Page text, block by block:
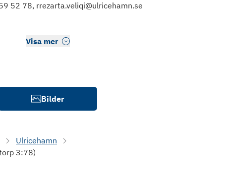
52 78, rrezarta.veliqi@ulricehamn.se
Visa mer
Bilder
Ulricehamn
3:78)